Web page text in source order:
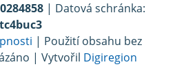
| Datová schránka:
tc4buc3
| Použití obsahu bez
| Vytvořil Digiregion